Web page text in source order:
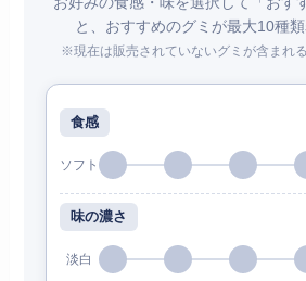
と、おすすめのグミが最大10種類
※現在は販売されていないグミが含まれ
食感
ソフト
味の濃さ
淡白